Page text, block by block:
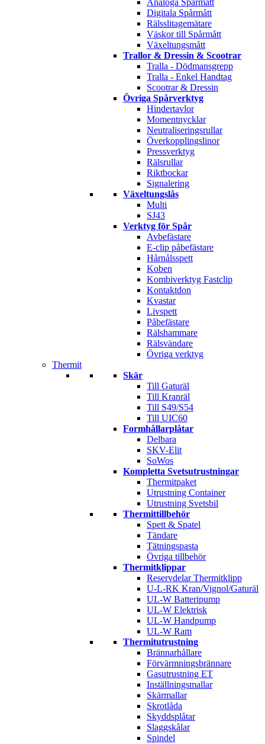
Digitala Spårmått
Rälsslitagemätare
Väskor till Spårmått
Växeltungsmått
Trallor & Dressin & Scootrar
Tralla - Dödmansgrepp
Tralla - Enkel Handtag
Scootrar & Dressin
Övriga Spårverktyg
Hindertavlor
Momentnycklar
Neutraliseringsrullar
Överkopplingslinor
Pressverktyg
Rälsrullar
Riktbockar
Signalering
Växeltungslås
Multi
SJ43
Verktyg för Spår
Avbefästare
E-clip påbefästare
Hårnålsspett
Koben
Kombiverktyg Fastclip
Kontaktdon
Kvastar
Livspett
Påbefästare
Rälshammare
Rälsvändare
Övriga verktyg
Thermit
Skär
Till Gaturäl
Till Kranräl
Till S49/S54
Till UIC60
Formhållarplåtar
Delbara
SKV-Elit
SoWos
Kompletta Svetsutrustningar
Thermitpaket
Utrustning Container
Utrustning Svetsbil
Thermittillbehör
Spett & Spatel
Tändare
Tätningspasta
Övriga tillbehör
Thermitklippar
Reservdelar Thermitklipp
U-L-RK Kran/Vignol/Gaturäl
UL-W Batteripump
UL-W Elektrisk
UL-W Handpump
UL-W Ram
Thermitutrustning
Brännarhållare
Förvärmningsbrännare
Gasutrustning ET
Inställningsmallar
Skärmallar
Skrotlåda
Skyddsplåtar
Slaggskålar
Spindel